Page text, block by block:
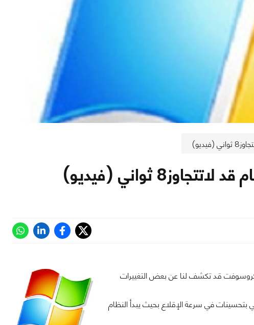
لن تنطلق قبل أوائل العام الجديد 2012 ,إلا أن مايكروسوفت قد تكشف لنا عن بعض التغييرات
اليوم عبر المدونة الرئيسية أن أنظمة ويندوز8 سوف تأتي بتحسينات في سرعة الإقلاع بحيث يبدأ النظام